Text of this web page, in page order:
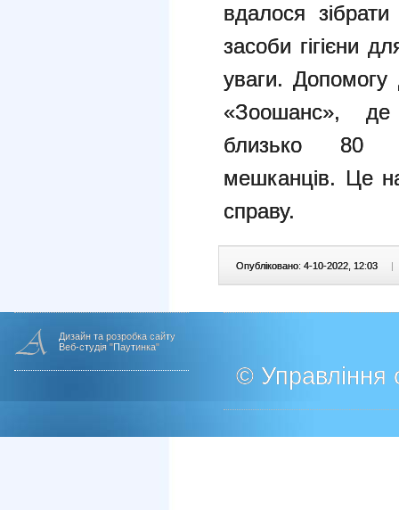
вдалося
засоби гігієни
уваги. Допомогу
«Зоошанс», де
близько 80
мешканців. Це
справу.
Опубліковано: 4-10-2022, 12:03 |
Дизайн та розробка сайту
Веб-студія "Паутинка"
© Управління